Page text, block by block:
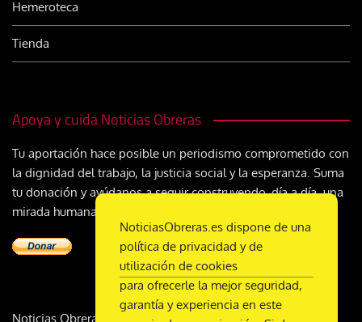
Hemeroteca
Tienda
Apoya y cuida Noticias Obreras
Tu aportación hace posible un periodismo comprometido con
la dignidad del trabajo, la justicia social y la esperanza. Suma
tu donación y ayúdanos a seguir construyendo, día a día, una
mirada humana y cristiana sobre el mundo del trabajo
Noticias Obreras | DL M-2359-1958 | ISSN 2340-9231 |
NoticiasObreras.es dispone de una
política de privacidad y de
utilización de cookies
para ofrecerle la mejor seguridad,
garantía y experiencia en este